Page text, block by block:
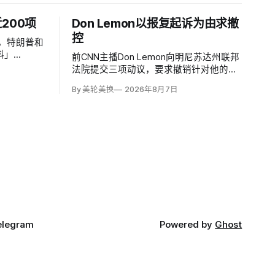
200项
特朗普和
Don Lemon以报复起诉为由求撤
控
前CNN主播Don Lemon向明尼苏达州联邦
法院提交三项动议，要求撤销针对他的刑
意而报复性起诉，并把受第一修正案保护
By 美轮美换 2026年8月7日
Powered by Ghost